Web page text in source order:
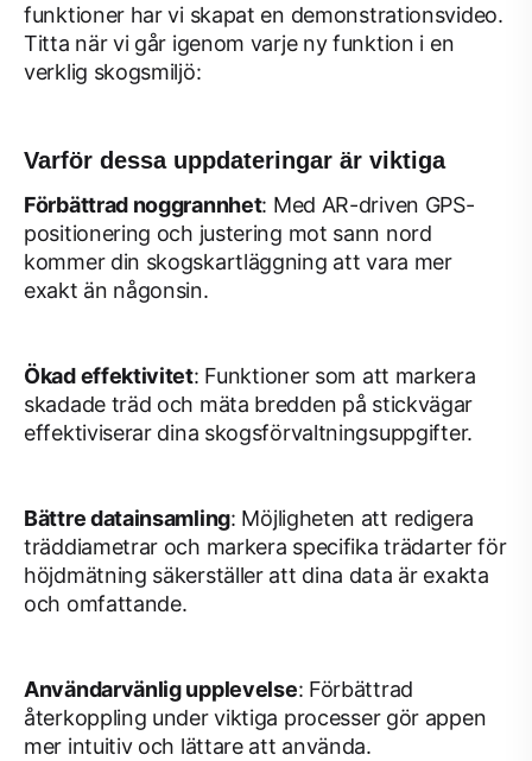
funktioner har vi skapat en demonstrationsvideo.
Titta när vi går igenom varje ny funktion i en
verklig skogsmiljö:
Varför dessa uppdateringar är viktiga
Förbättrad noggrannhet: Med AR-driven GPS-
positionering och justering mot sann nord
kommer din skogskartläggning att vara mer
exakt än någonsin.
Ökad effektivitet: Funktioner som att markera
skadade träd och mäta bredden på stickvägar
effektiviserar dina skogsförvaltningsuppgifter.
Bättre datainsamling: Möjligheten att redigera
träddiametrar och markera specifika trädarter för
höjdmätning säkerställer att dina data är exakta
och omfattande.
Användarvänlig upplevelse: Förbättrad
återkoppling under viktiga processer gör appen
mer intuitiv och lättare att använda.